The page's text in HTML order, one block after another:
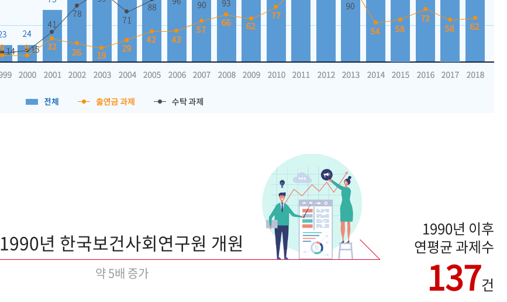
1990년 한국보건사회연구원 개원
약 5배 증가
1990년 이후
연평균 과제수
137건